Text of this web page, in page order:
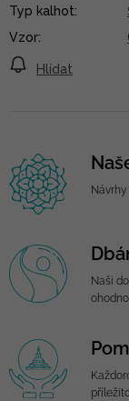
Hlídat
Typ kalhot:
Vzor:
Naši